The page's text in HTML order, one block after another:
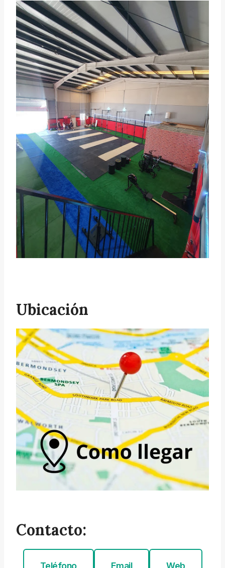
Ubicación
Contacto:
Teléfono Email Web